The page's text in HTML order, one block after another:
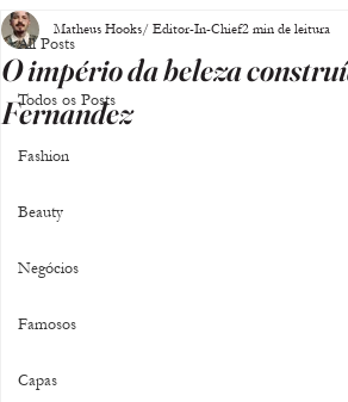
All Posts
Todos os Posts
Fashion
Beauty
Negócios
Famosos
Capas
O império da beleza
Fernandez
Matheus Hooks/ Editor-In-Chief2 min de leitura